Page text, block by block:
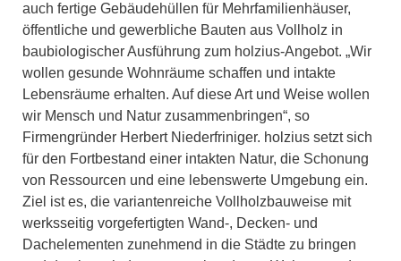
auch fertige Gebäudehüllen für Mehrfamilienhäuser,
öffentliche und gewerbliche Bauten aus Vollholz in
baubiologischer Ausführung zum holzius-Angebot. „Wir
wollen gesunde Wohnräume schaffen und intakte
Lebensräume erhalten. Auf diese Art und Weise wollen
wir Mensch und Natur zusammenbringen“, so
Firmengründer Herbert Niederfriniger. holzius setzt sich
für den Fortbestand einer intakten Natur, die Schonung
von Ressourcen und eine lebenswerte Umgebung ein.
Ziel ist es, die variantenreiche Vollholzbauweise mit
werksseitig vorgefertigten Wand-, Decken- und
Dachelementen zunehmend in die Städte zu bringen